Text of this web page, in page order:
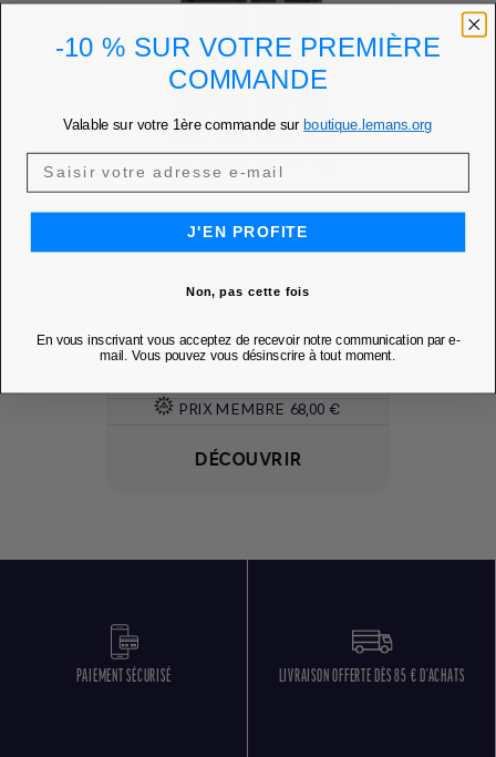
ORIGINALS - 24H...
PRIX MEMBRE 68,00 €
DÉCOUVRIR
PAIEMENT SÉCURISÉ LIVRAISON OFFERTE DÈS 85 € D'ACHATS
-10 % SUR VOTRE PREMIÈRE
COMMANDE
Valable sur votre 1ère commande sur boutique.lemans.org
J'EN PROFITE
Non, pas cette fois
En vous inscrivant vous acceptez de recevoir notre communication par e-
mail. Vous pouvez vous désinscrire à tout moment.